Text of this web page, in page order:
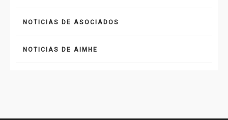
NOTICIAS DE ASOCIADOS
NOTICIAS DE AIMHE